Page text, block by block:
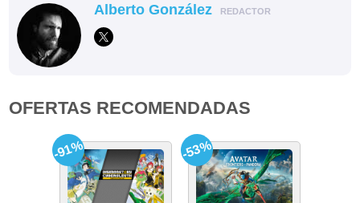
Alberto González REDACTOR
OFERTAS RECOMENDADAS
-91% -53%